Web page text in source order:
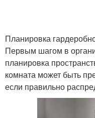
Планировка
Первым шагом в
планировка
комната может быть
если правильно